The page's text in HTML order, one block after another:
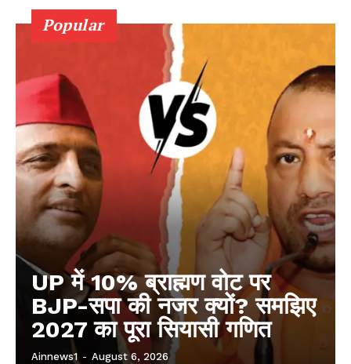
Popular
UP में 10% ब्राह्मण वोट पर
BJP-सपा की नजर क्यों? समझिए
2027 का पूरा सियासी गणित
Ainnews1 - August 6, 2026